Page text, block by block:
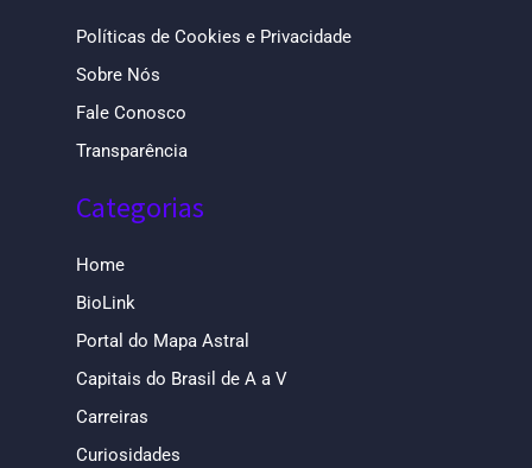
Políticas de Cookies e Privacidade
Sobre Nós
Fale Conosco
Transparência
Categorias
Home
BioLink
Portal do Mapa Astral
Capitais do Brasil de A a V
Carreiras
Curiosidades